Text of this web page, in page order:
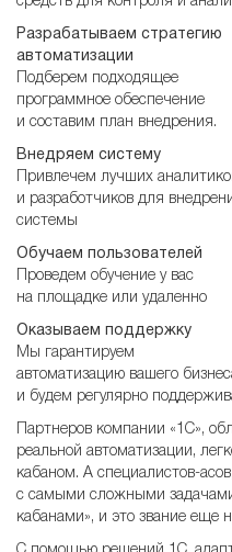
Разрабатываем стратегию
автоматизации
Подберем подходящее
программное обеспечение
и составим план внедрения.
Внедряем систему
Привлечем лучших
и разработчиков для
системы
Обучаем пользователей
Проведем обучение у вас
на площадке или удаленно
Оказываем поддержку
Мы гарантируем
автоматизацию вашего
и будем регулярно
Партнеров компании «1С»,
реальной автоматизации,
кабаном. А специалистов-
с самыми сложными
кабанами», и это звание еще